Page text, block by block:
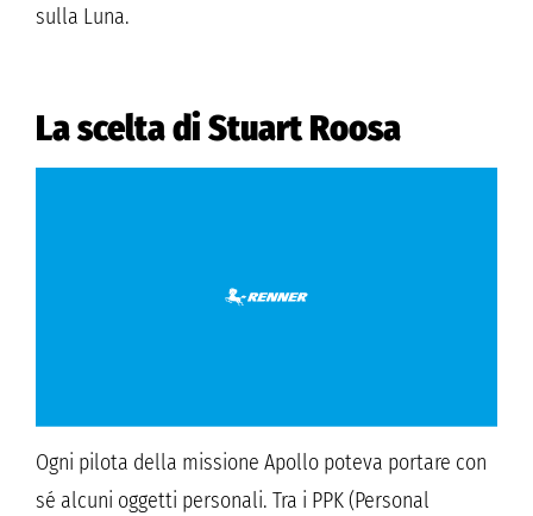
sulla Luna.
La scelta di Stuart Roosa
Ogni pilota della missione Apollo poteva portare con
sé alcuni oggetti personali. Tra i PPK (Personal